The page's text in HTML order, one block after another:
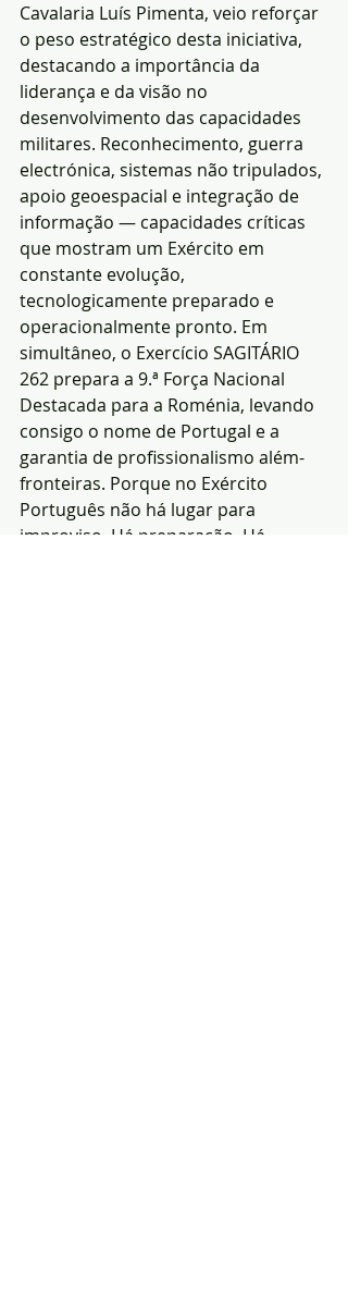
Cavalaria Luís Pimenta, veio reforçar
o peso estratégico desta iniciativa,
destacando a importância da
liderança e da visão no
desenvolvimento das capacidades
militares. Reconhecimento, guerra
electrónica, sistemas não tripulados,
apoio geoespacial e integração de
informação — capacidades críticas
que mostram um Exército em
constante evolução,
tecnologicamente preparado e
operacionalmente pronto. Em
simultâneo, o Exercício SAGITÁRIO
262 prepara a 9.ª Força Nacional
Destacada para a Roménia, levando
consigo o nome de Portugal e a
garantia de profissionalismo além-
fronteiras. Porque no Exército
Português não há lugar para
improviso. Há preparação. Há